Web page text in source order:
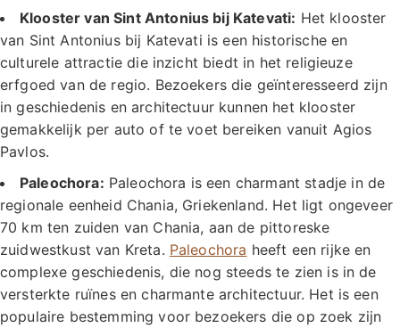
Klooster van Sint Antonius bij Katevati: Het klooster
van Sint Antonius bij Katevati is een historische en
culturele attractie die inzicht biedt in het religieuze
erfgoed van de regio. Bezoekers die geïnteresseerd zijn
in geschiedenis en architectuur kunnen het klooster
gemakkelijk per auto of te voet bereiken vanuit Agios
Pavlos.
Paleochora: Paleochora is een charmant stadje in de
regionale eenheid Chania, Griekenland. Het ligt ongeveer
70 km ten zuiden van Chania, aan de pittoreske
zuidwestkust van Kreta. Paleochora heeft een rijke en
complexe geschiedenis, die nog steeds te zien is in de
versterkte ruïnes en charmante architectuur. Het is een
populaire bestemming voor bezoekers die op zoek zijn